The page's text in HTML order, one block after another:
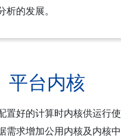
的发展。
平台内核
置好的计算时内核供运行使
需求增加公用内核及内核中